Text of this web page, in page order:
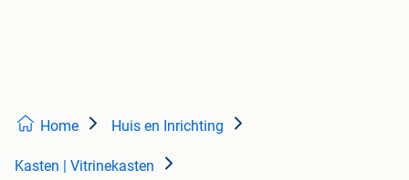
Home Huis en Inrichting
Kasten | Vitrinekasten